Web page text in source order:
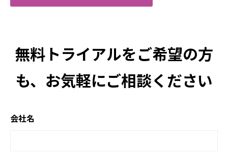
無料トライアルをご希望の方
も、お気軽にご相談ください
会社名